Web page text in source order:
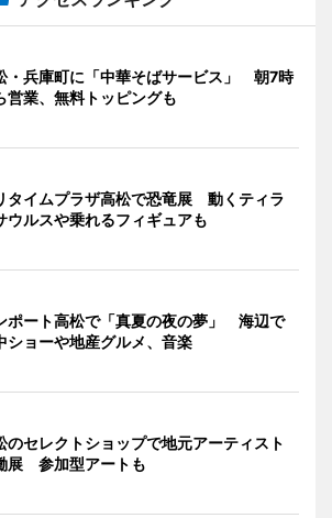
・兵庫町に「中華そばサービス」 朝7時
営業、無料トッピングも
タイムプラザ高松で恐竜展 動くティラ
ウルスや乗れるフィギュアも
ポート高松で「真夏の夜の夢」 海辺で
ショーや地産グルメ、音楽
のセレクトショップで地元アーティスト
展 参加型アートも